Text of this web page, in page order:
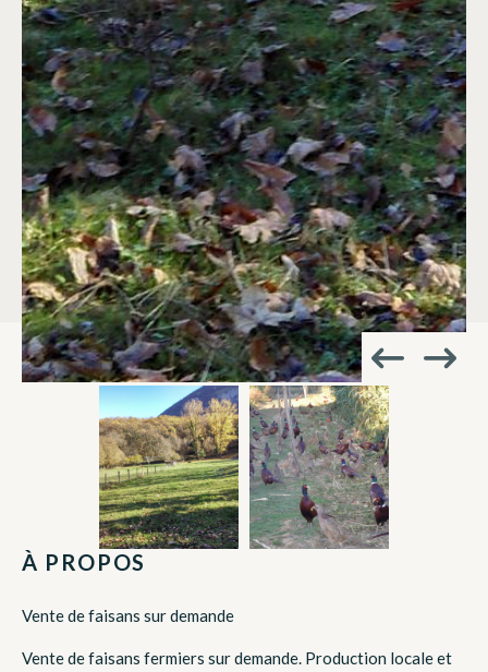
À PROPOS
Vente de faisans sur demande
Vente de faisans fermiers sur demande. Production locale et